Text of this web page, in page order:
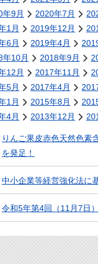
年9月 2020年7月
1月 2019年12月
6月 2019年4月
年10月 2018年9月
12月 2017年11月
5月 2017年4月
1月 2015年8月
4月 2013年12月
りんご果皮赤色天然色素
を発足！
中小企業等経営強化法に
令和5年第4回（11月7日